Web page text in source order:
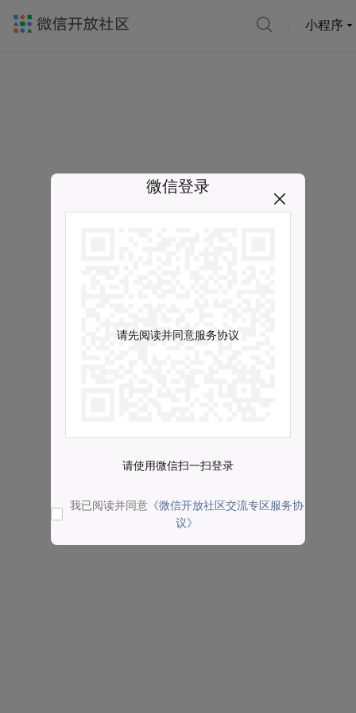
小程序
微信登录
请先阅读并同意服务协议
请使用微信扫一扫登录
我已阅读并同意 《微信开放社区交流专区服务协
议》